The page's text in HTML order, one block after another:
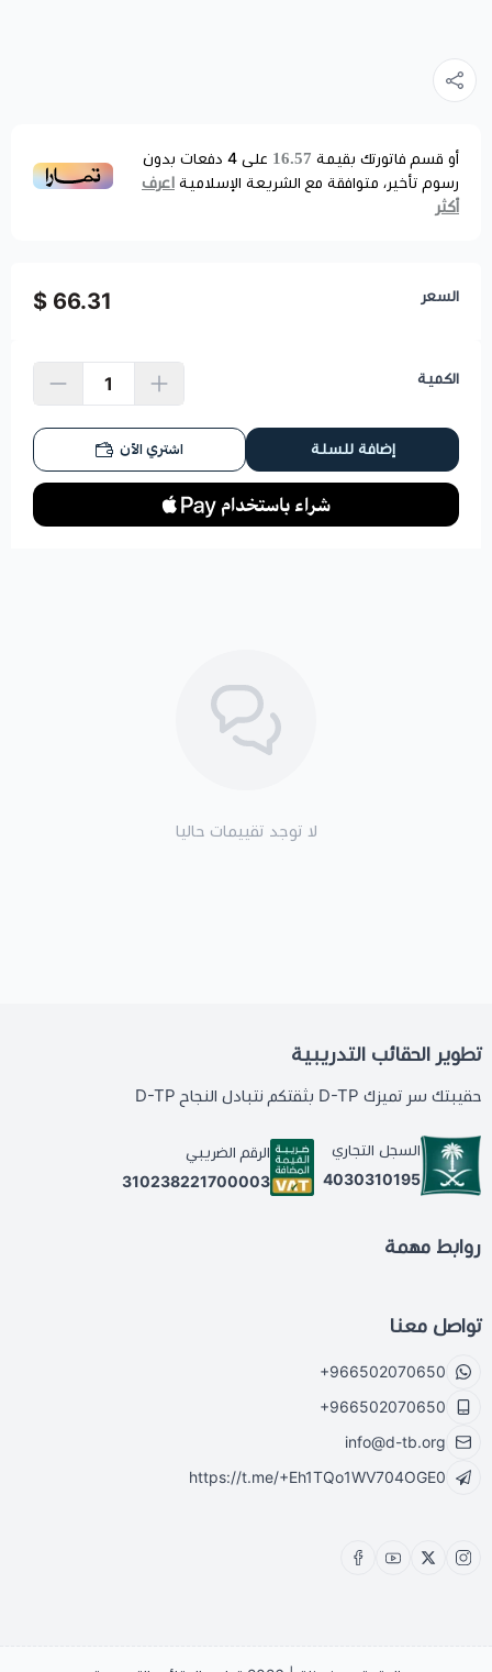
أو قسم فاتورتك بقيمة 16.57 على 4 دفعات بدون
رسوم تأخير، متوافقة مع الشريعة الإسلامية اعرف
أكثر
السعر 66.31 $
الكمية
إضافة للسلة اشتري الآن
لا توجد تقييمات حاليا
تطوير الحقائب التدريبية
حقيبتك سر تميزك D-TP بثقتكم نتبادل النجاح D-TP
السجل التجاري
4030310195
الرقم الضريبي
310238221700003
روابط مهمة
تواصل معنا
+966502070650
+966502070650
info@d-tb.org
https://t.me/+Eh1TQo1WV704OGE0